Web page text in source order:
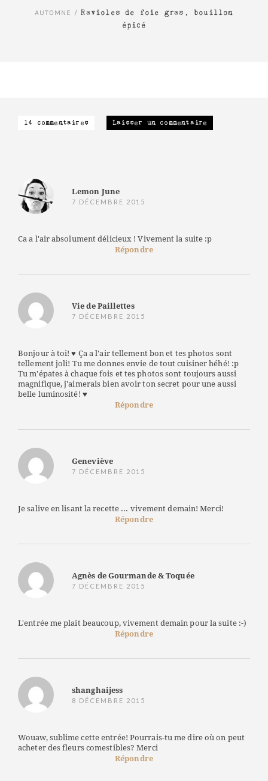
AUTOMNE / Ravioles de foie gras, bouillon
épicé
14 commentaires Laisser un commentaire
Lemon June
7 DÉCEMBRE 2015
Ca a l'air absolument délicieux ! Vivement la suite :p
Répondre
Vie de Paillettes
7 DÉCEMBRE 2015
Bonjour à toi! ♥ Ça a l'air tellement bon et tes photos sont
tellement joli! Tu me donnes envie de tout cuisiner héhé! :p
Tu m'épates à chaque fois et tes photos sont toujours aussi
magnifique, j'aimerais bien avoir ton secret pour une aussi
belle luminosité! ♥
Répondre
Geneviève
7 DÉCEMBRE 2015
Je salive en lisant la recette ... vivement demain! Merci!
Répondre
Agnès de Gourmande & Toquée
7 DÉCEMBRE 2015
L'entrée me plait beaucoup, vivement demain pour la suite :-)
Répondre
shanghaijess
8 DÉCEMBRE 2015
Wouaw, sublime cette entrée! Pourrais-tu me dire où on peut
acheter des fleurs comestibles? Merci
Répondre